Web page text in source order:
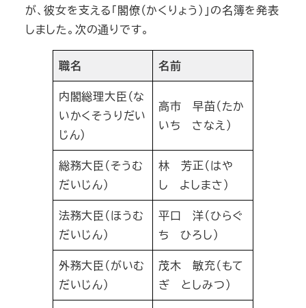
が、彼女を支える「閣僚（かくりょう）」の名簿を発表
しました。次の通りです。
職名
名前
内閣総理大臣（な
いかくそうりだい
じん）
高市 早苗（たか
いち さなえ）
総務大臣（そうむ
だいじん）
林 芳正（はや
し よしまさ）
法務大臣（ほうむ
だいじん）
平口 洋（ひらぐ
ち ひろし）
外務大臣（がいむ
だいじん）
茂木 敏充（もて
ぎ としみつ）